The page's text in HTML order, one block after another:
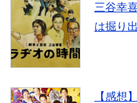
o
o
k
e
三谷幸
は掘り
【感想